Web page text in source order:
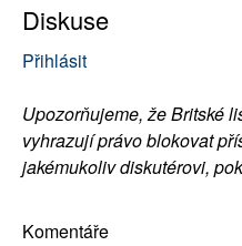
Diskuse
Přihlásit
Upozorňujeme, že Britské
vyhrazují právo blokovat
jakémukoliv diskutérovi,
Komentáře